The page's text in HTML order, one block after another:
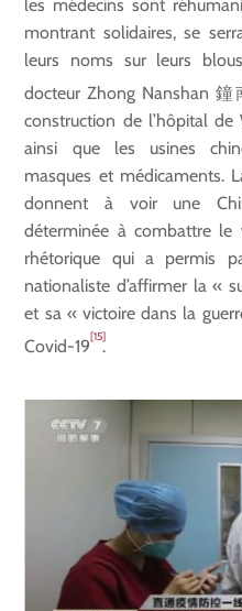
les médecins sont
montrant solidaires, se
leurs noms sur leurs
docteur Zhong Nanshan
construction de l’hôpital
ainsi que les usines
masques et médicaments.
donnent à voir une
déterminée à combattre le
rhétorique qui a permis
nationaliste d’affirmer la «
et sa « victoire dans la
Covid-19[15].